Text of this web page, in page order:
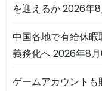
を迎えるか2026年
中国各地で有給休
義務化へ2026年8
ゲームアカウント